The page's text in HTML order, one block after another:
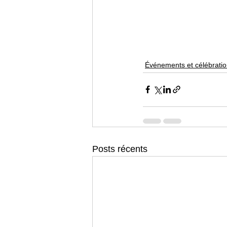
Événements et
Posts récents